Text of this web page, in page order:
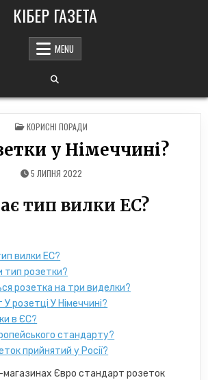
КІБЕР ГАЗЕТА
MENU
POSTED
IN
КОРИСНІ ПОРАДИ
у Німеччині?
5 ЛИПНЯ 2022
тип вилки EC?
вилки EC?
тип розетки?
розетка на три виделки?
У розетці У Німеччині?
в ЄС?
стандарту?
прийнятий у Росії?
магазинах Євро стандарт розеток